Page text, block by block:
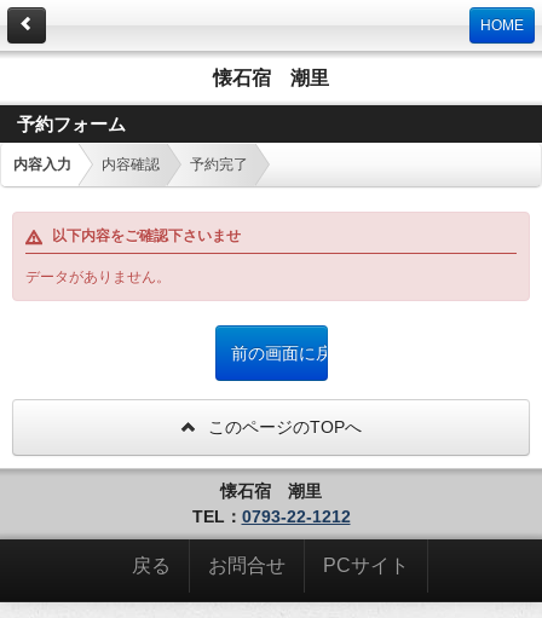
HOME
懐石宿 潮里
予約フォーム
内容入力 内容確認 予約完了
以下内容をご確認下さいませ
データがありません。
このページのTOPへ
懐石宿 潮里
TEL： 0793-22-1212
戻る お問合せ PCサイト